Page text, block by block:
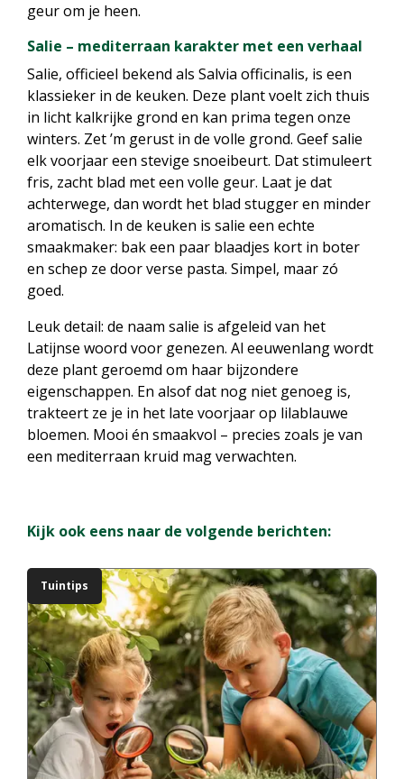
geur om je heen.
Salie – mediterraan karakter met een verhaal
Salie, officieel bekend als Salvia officinalis, is een
klassieker in de keuken. Deze plant voelt zich thuis
in licht kalkrijke grond en kan prima tegen onze
winters. Zet ’m gerust in de volle grond. Geef salie
elk voorjaar een stevige snoeibeurt. Dat stimuleert
fris, zacht blad met een volle geur. Laat je dat
achterwege, dan wordt het blad stugger en minder
aromatisch. In de keuken is salie een echte
smaakmaker: bak een paar blaadjes kort in boter
en schep ze door verse pasta. Simpel, maar zó
goed.
Leuk detail: de naam salie is afgeleid van het
Latijnse woord voor genezen. Al eeuwenlang wordt
deze plant geroemd om haar bijzondere
eigenschappen. En alsof dat nog niet genoeg is,
trakteert ze je in het late voorjaar op lilablauwe
bloemen. Mooi én smaakvol – precies zoals je van
een mediterraan kruid mag verwachten.
Kijk ook eens naar de volgende berichten:
Tuintips